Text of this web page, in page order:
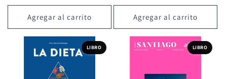
habitual
Agregar al carrito Agregar al carrito
LIBRO LIBRO